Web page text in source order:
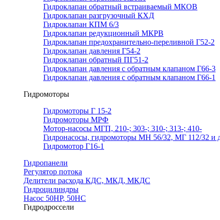
Гидроклапан обратный встраиваемый МКОВ
Гидроклапан разгрузочный КХД
Гидроклапан КПМ 6/3
Гидроклапан редукционный МКРВ
Гидроклапан предохранительно-переливной Г52-2
Гидроклапан давления Г54-2
Гидроклапан обратный ПГ51-2
Гидроклапан давления с обратным клапаном Г66-3
Гидроклапан давления с обратным клапаном Г66-1
Гидромоторы
Гидромоторы Г 15-2
Гидромоторы МРФ
Мотор-насосы МГП, 210-; 303-; 310-; 313-; 410-
Гидронасосы, гидромоторы МН 56/32, МГ 112/32 и
Гидромотор Г16-1
Гидропанели
Регулятор потока
Делители расхода КДС, МКД, МКДС
Гидроцилиндры
Насос 50НР, 50НС
Гидродроссели